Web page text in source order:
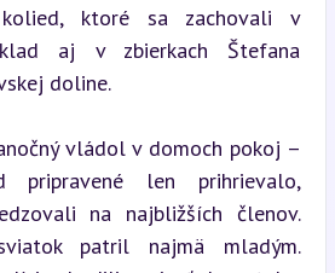
ktoré sa zachovali v
aj v zbierkach Štefana
doline.
vládol v domoch pokoj –
pripravené len prihrievalo,
na najbližších členov.
patril najmä mladým.